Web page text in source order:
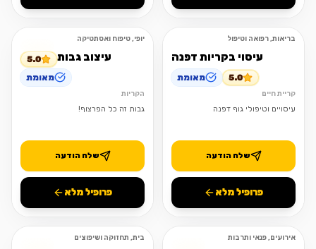
בריאות, רפואה וטיפול
עיסוי בקריות דפנה
5.0 מאומת
קריית חיים
עיסויים וטיפולי גוף דפנה
שלח הודעה
פרופיל מלא
יופי, טיפוח ואסתטיקה
עיצוב גבות
5.0
מאומת
הקריות
גבות זה כל הפרצוף!
שלח הודעה
פרופיל מלא
אירועים, פנאי ותרבות בית, תחזוקה ושיפוצים